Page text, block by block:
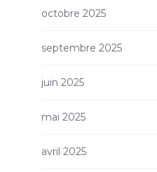
octobre 2025
septembre 2025
juin 2025
mai 2025
avril 2025